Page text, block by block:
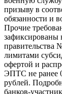
призыву в
обязанности и
Прочие
зафиксированы
правительства
лимитами
офертой и
ЭПТС не ранее
рублей.
банков-